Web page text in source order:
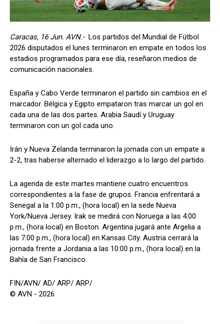
Caracas, 16 Jun. AVN.- Los partidos del Mundial de Fútbol
2026 disputados el lunes terminaron en empate en todos los
estadios programados para ese día, reseñaron medios de
comunicación nacionales.
España y Cabo Verde terminaron el partido sin cambios en el
marcador. Bélgica y Egipto empataron tras marcar un gol en
cada una de las dos partes. Arabia Saudí y Uruguay
terminaron con un gol cada uno.
Irán y Nueva Zelanda terminaron la jornada con un empate a
2-2, tras haberse alternado el liderazgo a lo largo del partido.
La agenda de este martes mantiene cuatro encuentros
correspondientes a la fase de grupos. Francia enfrentará a
Senegal a la 1:00 p.m., (hora local) en la sede Nueva
York/Nueva Jersey. Irak se medirá con Noruega a las 4:00
p.m., (hora local) en Boston. Argentina jugará ante Argelia a
las 7:00 p.m., (hora local) en Kansas City. Austria cerrará la
jornada frente a Jordania a las 10:00 p.m., (hora local) en la
Bahía de San Francisco.
FIN/AVN/ AD/ ARP/ ARP/
© AVN - 2026